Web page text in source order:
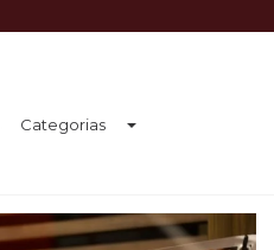
Categorias